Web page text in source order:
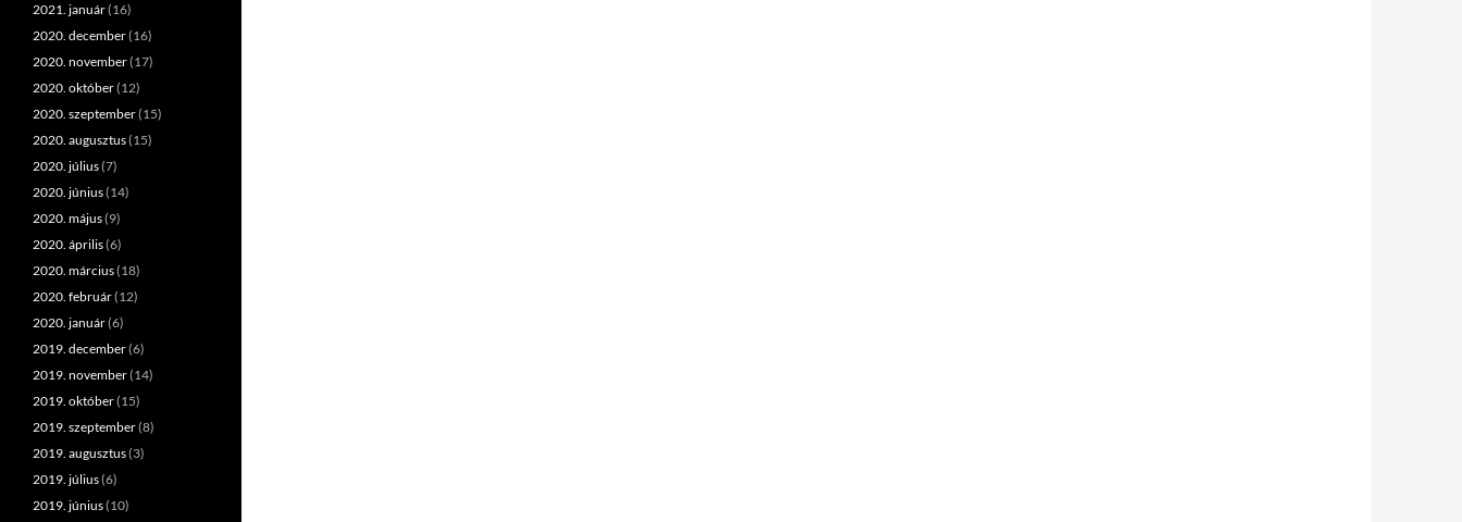
2021. január(16)
2020. december(16)
2020. november(17)
2020. október(12)
2020. szeptember(15)
2020. augusztus(15)
2020. július(7)
2020. június(14)
2020. május(9)
2020. április(6)
2020. március(18)
2020. február(12)
2020. január(6)
2019. december(6)
2019. november(14)
2019. október(15)
2019. szeptember(8)
2019. augusztus(3)
2019. július(6)
2019. június(10)